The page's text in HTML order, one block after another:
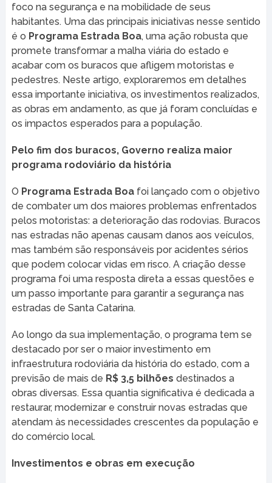
foco na segurança e na mobilidade de seus
habitantes. Uma das principais iniciativas nesse sentido
é o Programa Estrada Boa, uma ação robusta que
promete transformar a malha viária do estado e
acabar com os buracos que afligem motoristas e
pedestres. Neste artigo, exploraremos em detalhes
essa importante iniciativa, os investimentos realizados,
as obras em andamento, as que já foram concluídas e
os impactos esperados para a população.
Pelo fim dos buracos, Governo realiza maior
programa rodoviário da história
O Programa Estrada Boafoi lançado com o objetivo
de combater um dos maiores problemas enfrentados
pelos motoristas: a deterioração das rodovias. Buracos
nas estradas não apenas causam danos aos veículos,
mas também são responsáveis por acidentes sérios
que podem colocar vidas em risco. A criação desse
programa foi uma resposta direta a essas questões e
um passo importante para garantir a segurança nas
estradas de Santa Catarina.
Ao longo da sua implementação, o programa tem se
destacado por ser o maior investimento em
infraestrutura rodoviária da história do estado, com a
previsão de mais de R$ 3,5 bilhões destinados a
obras diversas. Essa quantia significativa é dedicada a
restaurar, modernizar e construir novas estradas que
atendam às necessidades crescentes da população e
do comércio local.
Investimentos e obras em execução